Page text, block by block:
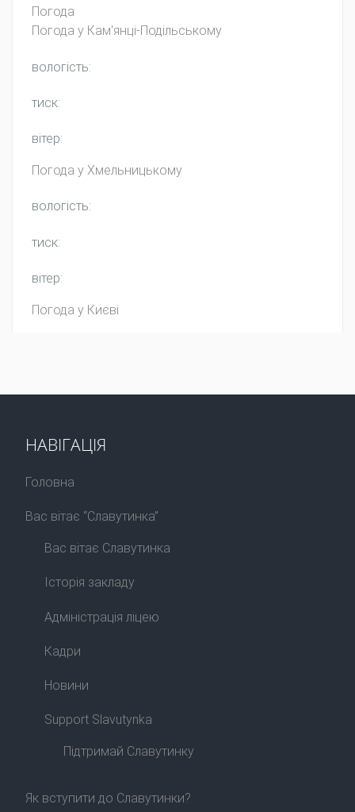
Погода
Погода у Кам'янці-Подільському
вологість:
тиск:
вітер:
Погода у Хмельницькому
вологість:
тиск:
вітер:
Погода у Києві
НАВІГАЦІЯ
Головна
Вас вітає “Славутинка”
Вас вітає Славутинка
Історія закладу
Адміністрація ліцею
Кадри
Новини
Support Slavutynka
Підтримай Славутинку
Як вступити до Славутинки?